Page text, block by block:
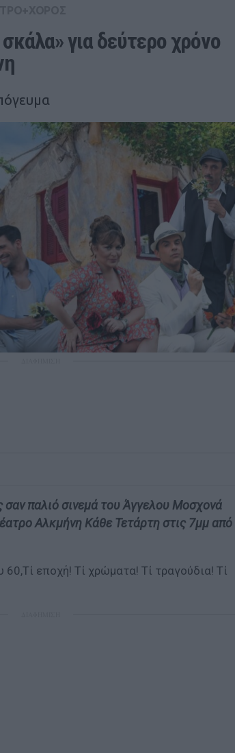
για δεύτερο χρόνο
παλιό σινεμά του Άγγελου Μοσχονά
Αλκμήνη Κάθε Τετάρτη στις 7μμ από
εποχή! Τί χρώματα! Τί τραγούδια! Τί